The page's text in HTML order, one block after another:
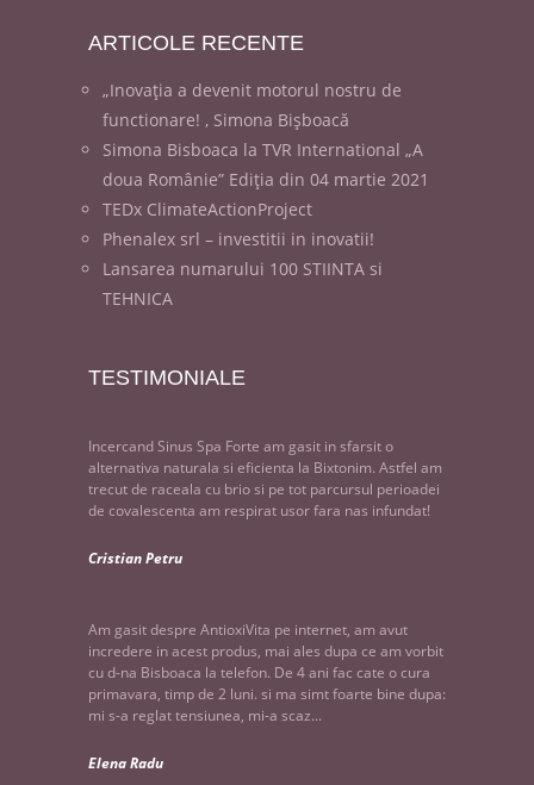
ARTICOLE RECENTE
„Inovația a devenit motorul nostru de
functionare! , Simona Bișboacă
Simona Bisboaca la TVR International „A
doua Românie” Ediția din 04 martie 2021
TEDx ClimateActionProject
Phenalex srl – investitii in inovatii!
Lansarea numarului 100 STIINTA si
TEHNICA
TESTIMONIALE
Incercand Sinus Spa Forte am gasit in sfarsit o
alternativa naturala si eficienta la Bixtonim. Astfel am
trecut de raceala cu brio si pe tot parcursul perioadei
de covalescenta am respirat usor fara nas infundat!
Cristian Petru
Am gasit despre AntioxiVita pe internet, am avut
incredere in acest produs, mai ales dupa ce am vorbit
cu d-na Bisboaca la telefon. De 4 ani fac cate o cura
primavara, timp de 2 luni. si ma simt foarte bine dupa:
mi s-a reglat tensiunea, mi-a scaz...
Elena Radu